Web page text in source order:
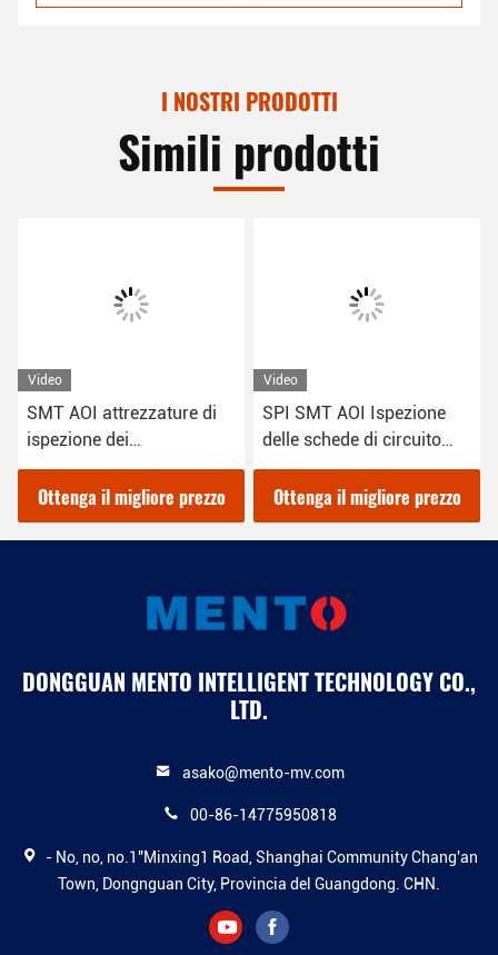
I NOSTRI PRODOTTI
Simili prodotti
Video
SMT AOI attrezzature di
ispezione dei
semiconduttori visione
automatizzata
Ottenga il migliore prezzo
Video
SPI SMT AOI Ispezione
delle schede di circuito
delle macchine per il
controllo della qualità
Ottenga il migliore prezzo
DONGGUAN MENTO INTELLIGENT TECHNOLOGY CO.,
LTD.
asako@mento-mv.com
00-86-14775950818
- No, no, no.1"Minxing1 Road, Shanghai Community Chang'an
Town, Dongnguan City, Provincia del Guangdong. CHN.